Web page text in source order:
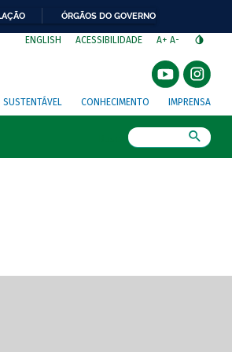
ÓRGÃOS DO GOVERNO
ENGLISH ACESSIBILIDADE A+ A-
CONHECIMENTO IMPRENSA
tela